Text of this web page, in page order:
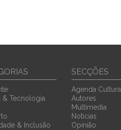
& Tecnologia
& Inclusão
SECÇÕES
Agenda Cultural
Autores
Multimedia
Noticias
Opinião